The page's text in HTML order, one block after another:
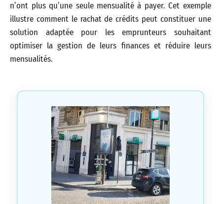
n’ont plus qu’une seule mensualité à payer. Cet exemple
illustre comment le rachat de crédits peut constituer une
solution adaptée pour les emprunteurs souhaitant
optimiser la gestion de leurs finances et réduire leurs
mensualités.